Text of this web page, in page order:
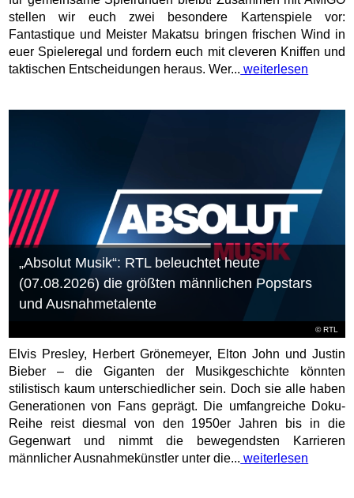
stellen wir euch zwei besondere Kartenspiele vor:
Fantastique und Meister Makatsu bringen frischen Wind in
euer Spieleregal und fordern euch mit cleveren Kniffen und
taktischen Entscheidungen heraus. Wer... weiterlesen
©RTL
„Absolut Musik“: RTL beleuchtet heute
(07.08.2026) die größten männlichen Popstars
und Ausnahmetalente
Elvis Presley, Herbert Grönemeyer, Elton John und Justin
Bieber – die Giganten der Musikgeschichte könnten
stilistisch kaum unterschiedlicher sein. Doch sie alle haben
Generationen von Fans geprägt. Die umfangreiche Doku-
Reihe reist diesmal von den 1950er Jahren bis in die
Gegenwart und nimmt die bewegendsten Karrieren
männlicher Ausnahmekünstler unter die... weiterlesen